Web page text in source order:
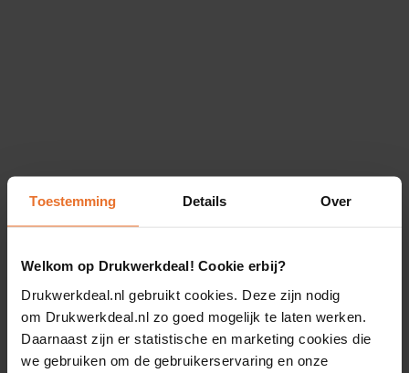
Toestemming Details Over
Welkom op Drukwerkdeal! Cookie erbij?
Drukwerkdeal.nl gebruikt cookies. Deze zijn nodig
om Drukwerkdeal.nl zo goed mogelijk te laten werken.
Daarnaast zijn er statistische en marketing cookies die
we gebruiken om de gebruikerservaring en onze